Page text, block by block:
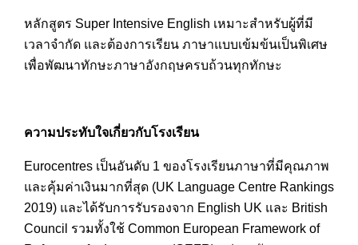
หลักสูตร Super Intensive English เหมาะสำหรับผู้ที่มี
เวลาจำกัด และต้องการเรียน ภาษาแบบเข้มข้นเป็นพิเศษ
เพื่อพัฒนาทักษะภาษาอังกฤษครบถ้วนทุกทักษะ
ความประทับใจเกี่ยวกับโรงเรียน
Eurocentres เป็นอันดับ 1 ของโรงเรียนภาษาที่มีคุณภาพ
และคุ้มค่าเงินมากที่สุด (UK Language Centre Rankings
2019) และได้รับการรับรองจาก English UK และ British
Council รวมทั้งใช้ Common European Framework of